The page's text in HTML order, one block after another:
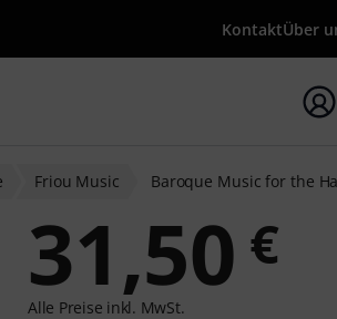
KontaktÜber
mit Suchwort {searchTerm} starten
Friou Music Baroque Music for the
31,50 €
Alle Preise inkl. MwSt.